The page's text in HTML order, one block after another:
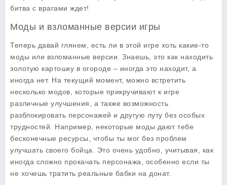
битва с врагами ждет!
Моды и взломанные версии игры
Теперь давай глянем, есть ли в этой игре хоть какие-то
моды или взломанные версии. Знаешь, это как находить
золотую картошку в огороде – иногда это находит, а
иногда нет. На текущий момент, можно встретить
несколько модов, которые прикручивают к игре
различные улучшения, а также возможность
разблокировать персонажей и другую луту без особых
трудностей. Например, некоторые моды дают тебе
бесконечные ресурсы, чтобы ты мог без проблем
улучшать своего бойца. Это очень удобно, учитывая, как
иногда сложно прокачать персонажа, особенно если ты
не хочешь тратить реальные бабки на донат.